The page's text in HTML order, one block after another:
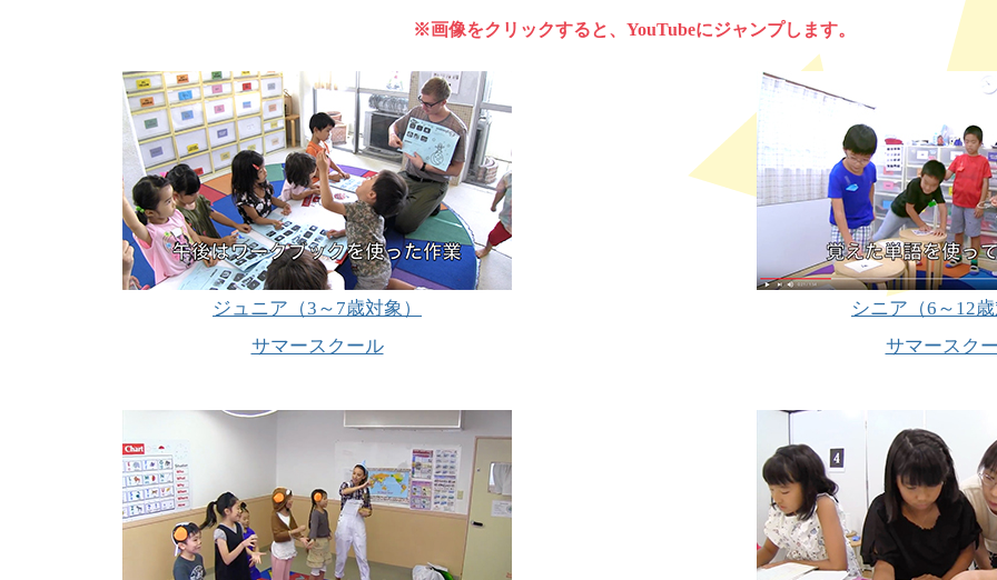
※画像をクリックすると、YouTubeにジャンプします。
ジュニア（3～7歳対象）
サマースクール
シニア（6～12
サマースク